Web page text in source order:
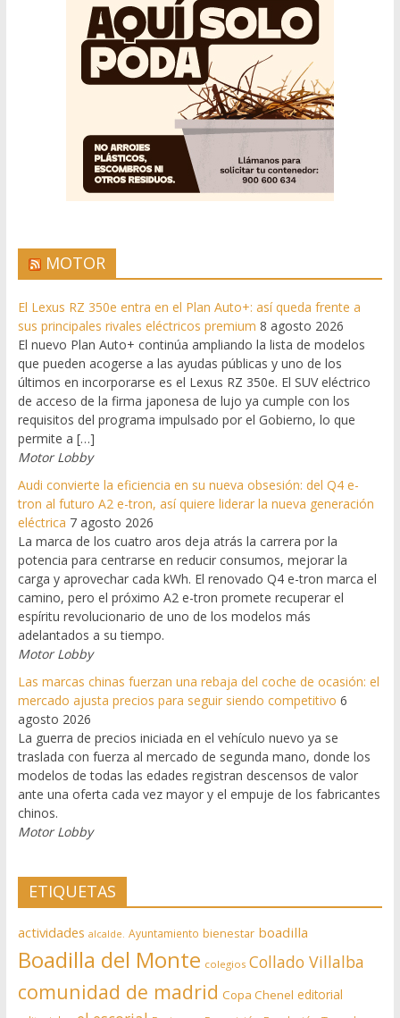
MOTOR
El Lexus RZ 350e entra en el Plan Auto+: así queda frente a
sus principales rivales eléctricos premium 8 agosto 2026
El nuevo Plan Auto+ continúa ampliando la lista de modelos
que pueden acogerse a las ayudas públicas y uno de los
últimos en incorporarse es el Lexus RZ 350e. El SUV eléctrico
de acceso de la firma japonesa de lujo ya cumple con los
requisitos del programa impulsado por el Gobierno, lo que
permite a […]
Motor Lobby
Audi convierte la eficiencia en su nueva obsesión: del Q4 e-
tron al futuro A2 e-tron, así quiere liderar la nueva generación
eléctrica 7 agosto 2026
La marca de los cuatro aros deja atrás la carrera por la
potencia para centrarse en reducir consumos, mejorar la
carga y aprovechar cada kWh. El renovado Q4 e-tron marca el
camino, pero el próximo A2 e-tron promete recuperar el
espíritu revolucionario de uno de los modelos más
adelantados a su tiempo.
Motor Lobby
Las marcas chinas fuerzan una rebaja del coche de ocasión: el
mercado ajusta precios para seguir siendo competitivo 6
agosto 2026
La guerra de precios iniciada en el vehículo nuevo ya se
traslada con fuerza al mercado de segunda mano, donde los
modelos de todas las edades registran descensos de valor
ante una oferta cada vez mayor y el empuje de los fabricantes
chinos.
Motor Lobby
ETIQUETAS
actividades alcalde. Ayuntamiento bienestar boadilla
Boadilla del Monte colegios Collado Villalba
comunidad de madrid Copa Chenel editorial